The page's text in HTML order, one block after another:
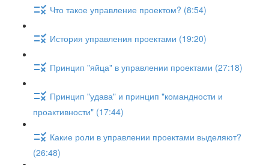
Что такое управление проектом? (8:54)
История управления проектами (19:20)
Принцип "яйца" в управлении проектами (27:18)
Принцип "удава" и принцип "командности и
проактивности" (17:44)
Какие роли в управлении проектами выделяют?
(26:48)